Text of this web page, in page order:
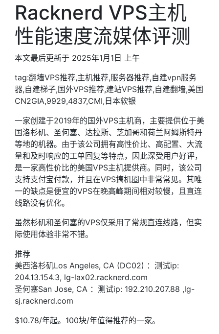
Racknerd VPS主机
性能速度流媒体评测
本文最后更新于 2025年1月1日 上午
tag:翻墙VPS推荐,主机推荐,服务器推荐,自建vpn服务
器,自建梯子,国外VPS推荐,建站VPS推荐,自建翻墙,美国
CN2GIA,9929,4837,CMI,日本软银
一家创建于2019年的国外VPS主机商，主要提供位于美
国洛杉矶、圣何塞、达拉斯、芝加哥和荷兰阿姆斯特丹
等地的机器。由于该公司拥有高性价比、高配置、大流
量和及时响应的工单回复等特点，因此深受用户好评，
是一家高性价比的美国VPS主机提供商。同时，该公司
支持支付宝付款，并且在VPS搞机圈中非常常见。其唯
一的缺点是便宜的VPS在晚高峰期间相对较慢，且直连
线路没有优化。
虽然杉矶和圣何塞的VPS仅采用了常规直连线路，但实
际使用体验非常不错。
推荐
美西洛杉矶Los Angeles, CA (DC02) ：测试ip:
204.13.154.3, lg-lax02.racknerd.com
圣何塞San Jose, CA ：测试ip: 192.210.207.88 ,lg-
sj.racknerd.com
$10.78/年起。100块/年值得推荐的一家。